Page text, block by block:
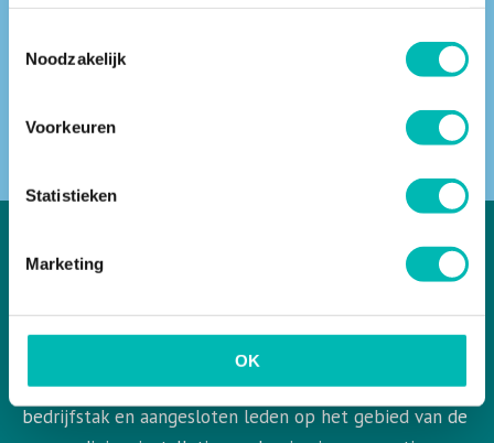
Noodzakelijk
Voorkeuren
Statistieken
Marketing
OK
VLR in het kort
VLR is de Nederlandse vereniging voor liften en
roltrappen. VLR behartigt de belangen van de gehele
bedrijfstak en aangesloten leden op het gebied van de